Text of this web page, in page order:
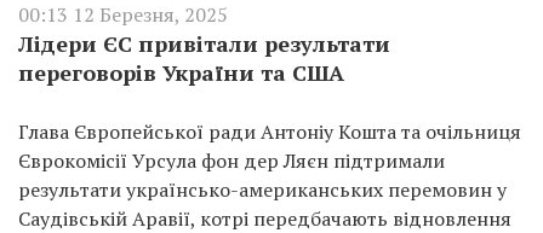
00:13 12 Березня, 2025
Лідери ЄС привітали результати
переговорів України та США
Глава Європейської ради Антоніу Кошта та очільниця
Єврокомісії Урсула фон дер Ляєн підтримали
результати українсько-американських перемовин у
Саудівській Аравії, котрі передбачають відновлення